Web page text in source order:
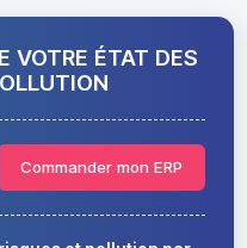
VOTRE ÉTAT DES
Commander mon ERP